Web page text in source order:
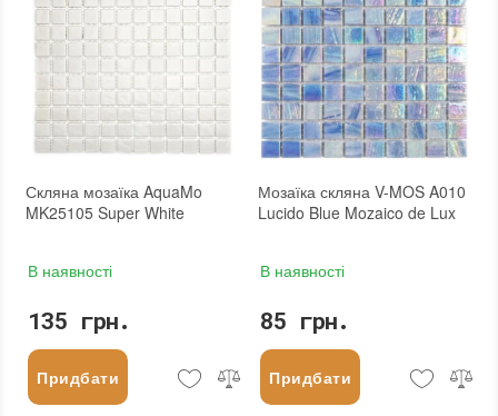
Кількість модулів у упаковці
20 шт.
Розмір чіпа:
25x25 мм
Товщина чіпа
4 мм
Площа модуля :
0,1 м²
Країна виробника: Україна
Бренд: AquaMo
Тип поверхні: Глянцева
новий
Кількість модулів у упаковці:
20 шт.
Розмір чіпа: 25x25 мм
Товщина чіпа: 4 мм
Площа модуля: 0,1 м²
Країна виробника: Україна
Бренд: AquaMo
Тип поверхні: Глянцева
: новий
Скляна мозаїка AquaMo
MK25105 Super White
В наявності
135 грн.
Придбати
Мозаїка скляна V-MOS A010
Lucido Blue Mozaico de Lux
В наявності
85 грн.
Придбати